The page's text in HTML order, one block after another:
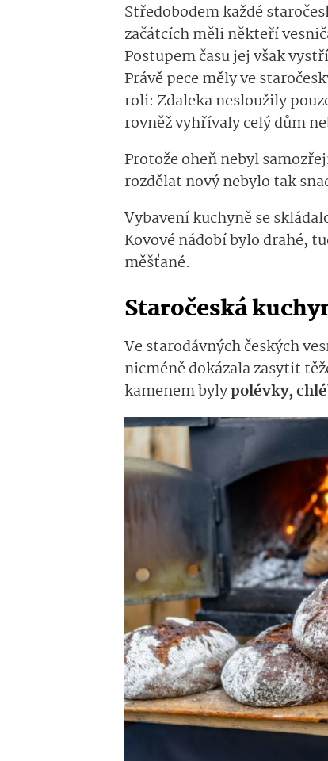
Středobodem každé
začátcích měli někteří
Postupem času jej však
Právě pece měly ve
roli: Zdaleka nesloužily
rovněž vyhřívaly celý dům
Protože oheň nebyl
rozdělat nový nebylo tak
Vybavení kuchyně se
Kovové nádobí bylo drahé,
měšťané.
Staročeská
Ve starodávných českých
nicméně dokázala zasytit
kamenem bylypolévky,